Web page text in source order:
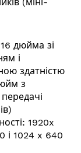
дюйма зі
і
здатністю
з
1920x
і 1024 x 640